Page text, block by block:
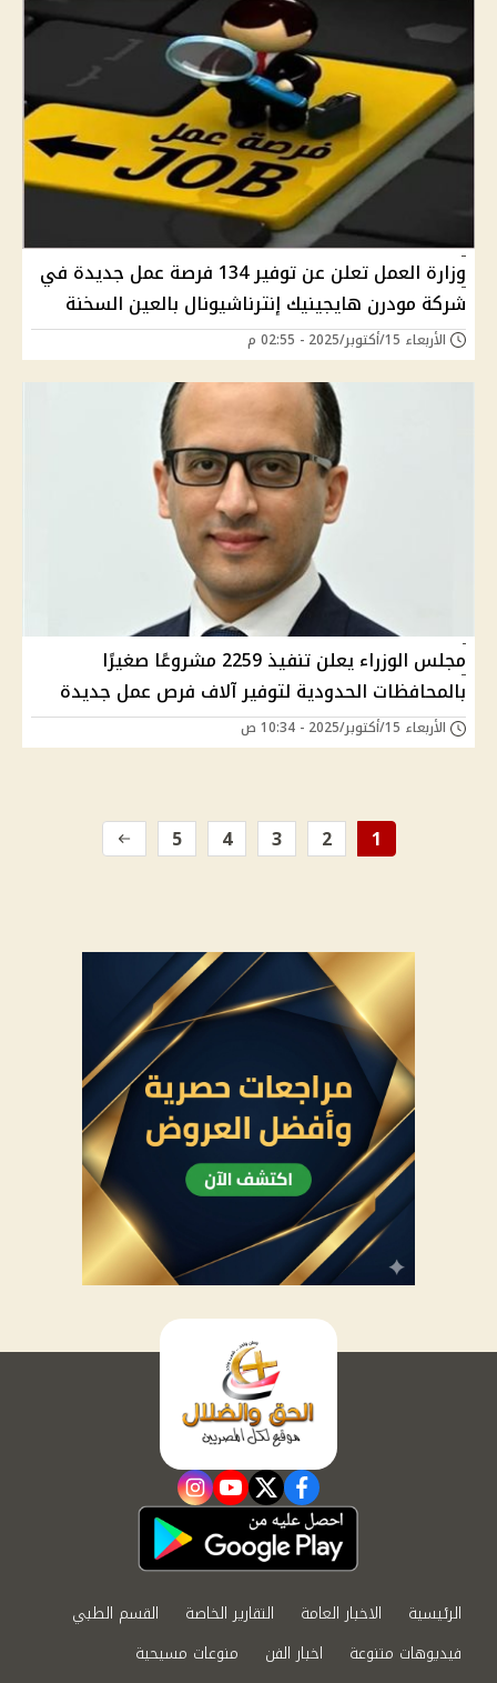
وزارة العمل تعلن عن توفير 134 فرصة عمل جديدة في
شركة مودرن هايجينيك إنترناشيونال بالعين السخنة
الأربعاء 15/أكتوبر/2025 - 02:55 م
مجلس الوزراء يعلن تنفيذ 2259 مشروعًا صغيرًا
بالمحافظات الحدودية لتوفير آلاف فرص عمل جديدة
الأربعاء 15/أكتوبر/2025 - 10:34 ص
1
2
3
4
5
facebook
twitter
youtube
instagram
الرئيسية الاخبار العامة التقارير الخاصة
القسم الطبي
فيديوهات متنوعة
اخبار الفن
منوعات مسيحية